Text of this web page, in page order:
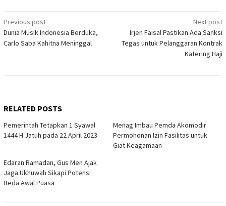
Post
navigation
Previous post
Dunia Musik Indonesia Berduka,
Carlo Saba Kahitna Meninggal
Next post
Irjen Faisal Pastikan Ada Sanksi
Tegas untuk Pelanggaran Kontrak
Katering Haji
RELATED POSTS
Pemerintah Tetapkan 1 Syawal
1444 H Jatuh pada 22 April 2023
Menag Imbau Pemda Akomodir
Permohonan Izin Fasilitas untuk
Giat Keagamaan
Edaran Ramadan, Gus Men Ajak
Jaga Ukhuwah Sikapi Potensi
Beda Awal Puasa